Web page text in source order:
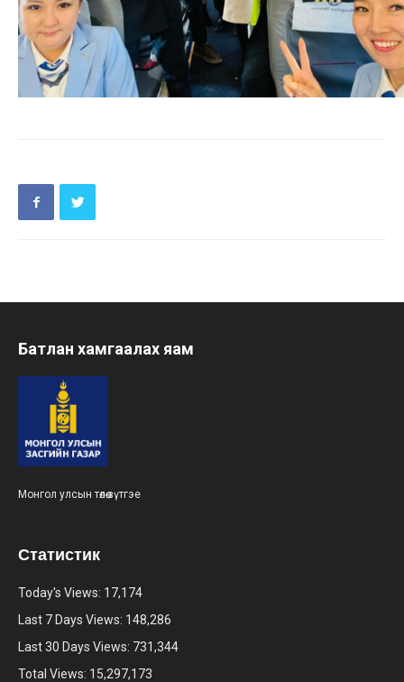
Батлан хамгаалах яам
Монгол улсын төлөө зүтгэе
Статистик
Today's Views: 17,174
Last 7 Days Views: 148,286
Last 30 Days Views: 731,344
Total Views: 15,297,173